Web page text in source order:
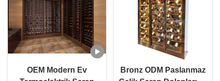
OEM Modern Ev
Bronz ODM Paslanmaz